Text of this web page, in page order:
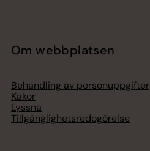
Om webbplatsen
Behandling av personuppgifter
Kakor
Lyssna
Tillgänglighetsredogörelse